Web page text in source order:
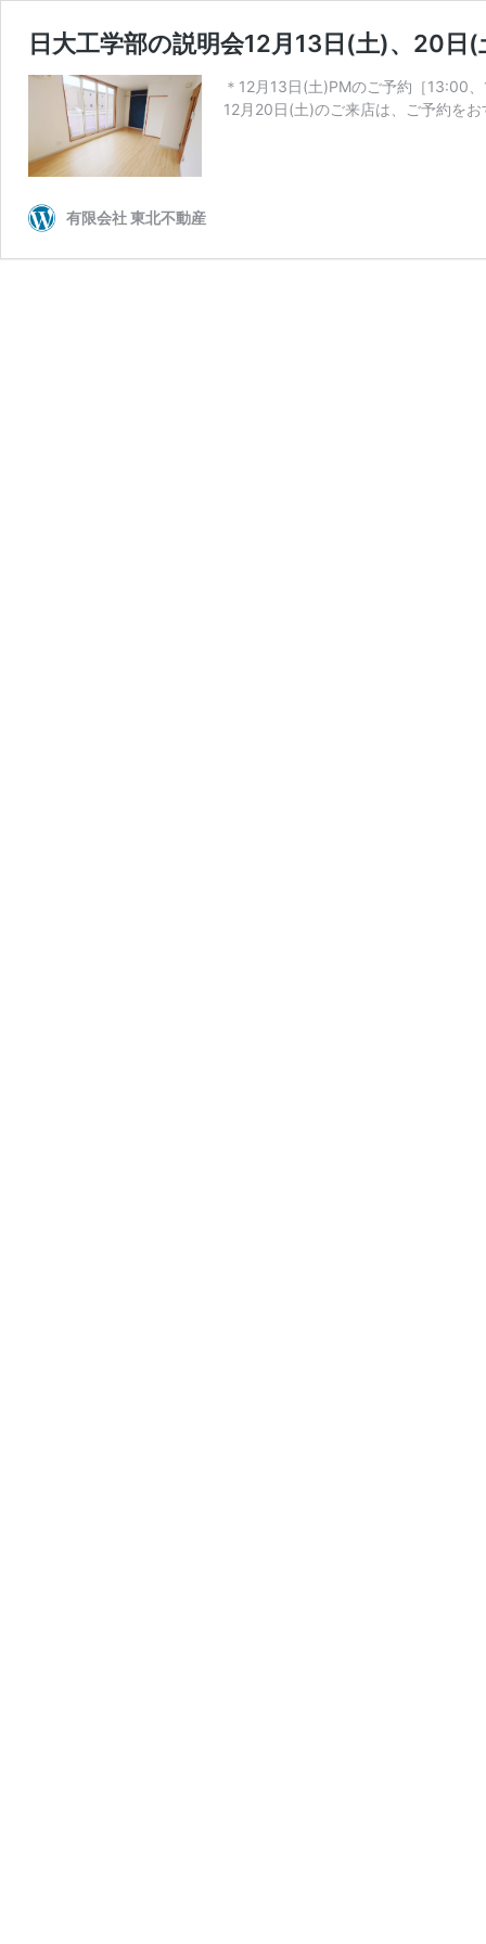
日大工学部の説明会12月13日(土)、20
＊12月13日(土)PMのご予約［13:00
12月20日(土)のご来店は、ご予約を
有限会社 東北不動産